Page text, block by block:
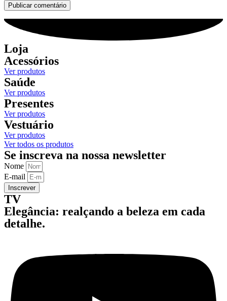
Loja
Acessórios
Ver produtos
Saúde
Ver produtos
Presentes
Ver produtos
Vestuário
Ver produtos
Ver todos os produtos
Se inscreva na nossa newsletter
Nome
E-mail
Inscrever
TV
Elegância: realçando a beleza em cada
detalhe.